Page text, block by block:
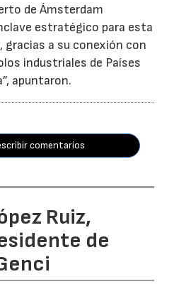
de Ámsterdam
estratégico para esta
gracias a su conexión con
industriales de Países
apuntaron.
comentarios
Ruiz,
de